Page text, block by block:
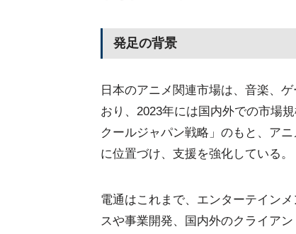
発足の背景
日本のアニメ関連市場は、音楽、
おり、2023年には国内外での市場
クールジャパン戦略」のもと、ア
に位置づけ、支援を強化している。
電通はこれまで、エンターテイン
スや事業開発、国内外のクライア